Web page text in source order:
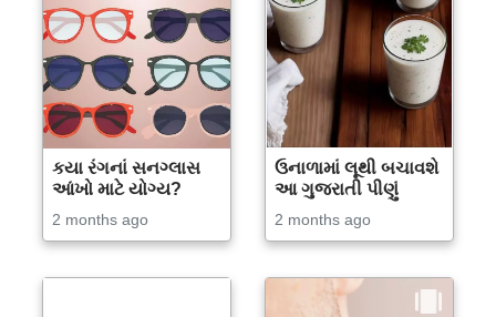
કયા રંગનાં સનગ્લાસ
આંખો માટે યોગ્ય?
2 months ago
ઉનાળામાં લૂથી બચાવશે
આ ગુજરાતી પીણું
2 months ago